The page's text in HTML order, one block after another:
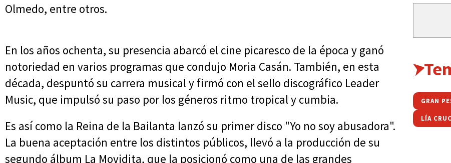
Olmedo, entre otros.
En los años ochenta, su presencia abarcó el cine picaresco de la época y ganó
notoriedad en varios programas que condujo Moria Casán. También, en esta
década, despuntó su carrera musical y firmó con el sello discográfico Leader
Music, que impulsó su paso por los géneros ritmo tropical y cumbia.
Es así como la Reina de la Bailanta lanzó su primer disco "Yo no soy abusadora".
La buena aceptación entre los distintos públicos, llevó a la producción de su
segundo álbum La Movidita, que la posicionó como una de las grandes
GRAN
LÍA